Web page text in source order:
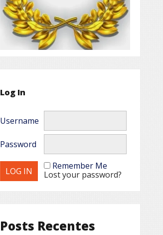
Log In
Username
Password
Remember Me
Lost your password?
Posts Recentes